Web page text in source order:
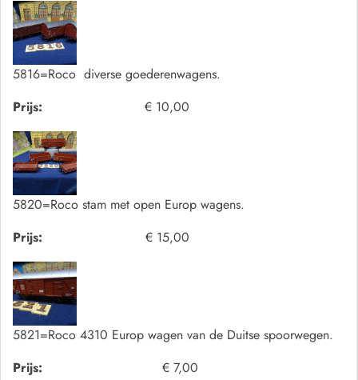
5816=Roco diverse goederenwagens.
Prijs:
€ 10,00
5820=Roco stam met open Europ wagens.
Prijs:
€ 15,00
5821=Roco 4310 Europ wagen van de Duitse spoorwegen.
Prijs:
€ 7,00